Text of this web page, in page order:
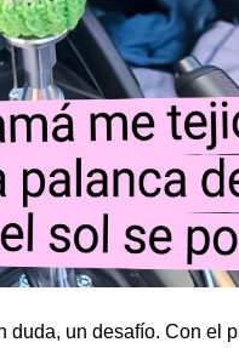
duda, un desafío. Con el